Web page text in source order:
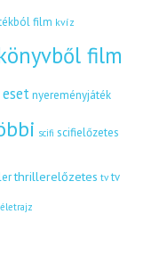
film kvíz
film
nyereményjáték
scifi scifielőzetes
thrillerelőzetes tv tv
életrajz